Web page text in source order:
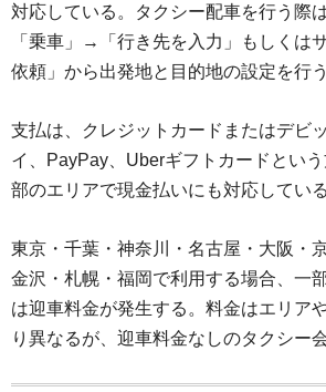
対応している。タクシー配車を行う際
「乗車」→「行き先を入力」もしくは
依頼」から出発地と目的地の設定を行う
支払は、クレジットカードまたはデビ
イ、PayPay、Uberギフトカードとい
部のエリアで現金払いにも対応している
東京・千葉・神奈川・名古屋・大阪・
金沢・札幌・福岡で利用する場合、一
は迎車料金が発生する。料金はエリア
り異なるが、迎車料金なしのタクシー